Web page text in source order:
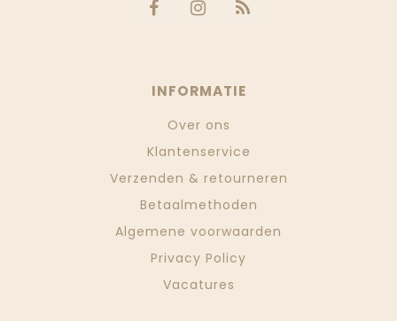
INFORMATIE
Over ons
Klantenservice
Verzenden & retourneren
Betaalmethoden
Algemene voorwaarden
Privacy Policy
Vacatures